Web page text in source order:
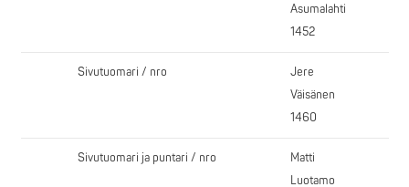
Asumalahti
1452
Sivutuomari / nro
Jere
Väisänen
1460
Sivutuomari ja puntari / nro
Matti
Luotamo